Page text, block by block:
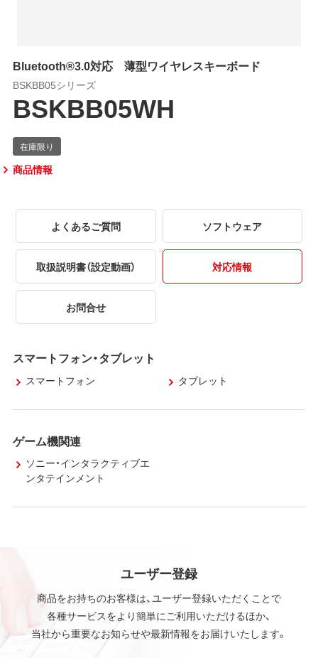
Bluetooth®3.0対応 薄型ワイヤレスキーボード
BSKBB05シリーズ
BSKBB05WH
商品情報
よくあるご質問 ソフトウェア
取扱説明書（設定動画） 対応情報
お問合せ
スマートフォン・タブレット
スマートフォン タブレット
ゲーム機関連
ソニー・インタラクティブエ
ンタテインメント
ユーザー登録
商品をお持ちのお客様は、ユーザー登録いただくことで
各種サービスをより簡単にご利用いただけるほか、
当社から重要なお知らせや最新情報をお届けいたします。